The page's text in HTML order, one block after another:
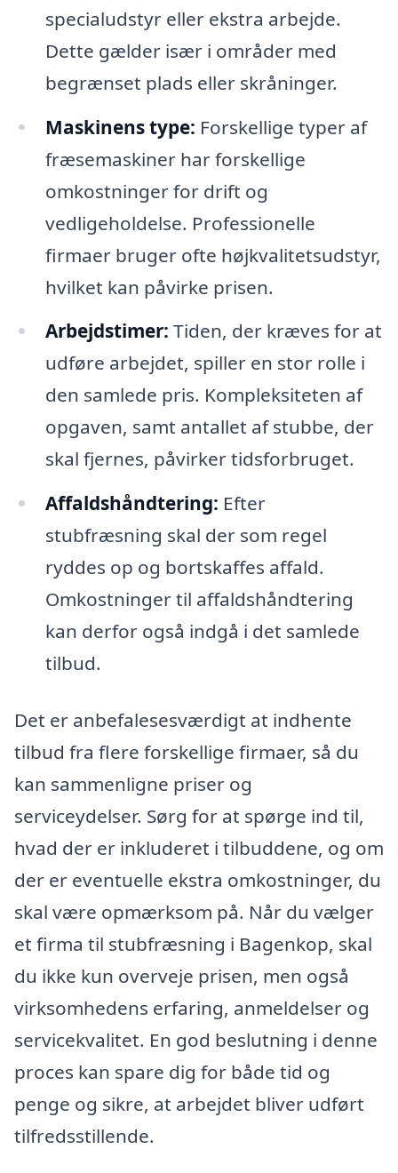
specialudstyr eller ekstra arbejde.
Dette gælder især i områder med
begrænset plads eller skråninger.
Maskinens type: Forskellige typer af
fræsemaskiner har forskellige
omkostninger for drift og
vedligeholdelse. Professionelle
firmaer bruger ofte højkvalitetsudstyr,
hvilket kan påvirke prisen.
Arbejdstimer: Tiden, der kræves for at
udføre arbejdet, spiller en stor rolle i
den samlede pris. Kompleksiteten af
opgaven, samt antallet af stubbe, der
skal fjernes, påvirker tidsforbruget.
Affaldshåndtering: Efter
stubfræsning skal der som regel
ryddes op og bortskaffes affald.
Omkostninger til affaldshåndtering
kan derfor også indgå i det samlede
tilbud.
Det er anbefalesesværdigt at indhente
tilbud fra flere forskellige firmaer, så du
kan sammenligne priser og
serviceydelser. Sørg for at spørge ind til,
hvad der er inkluderet i tilbuddene, og om
der er eventuelle ekstra omkostninger, du
skal være opmærksom på. Når du vælger
et firma til stubfræsning i Bagenkop, skal
du ikke kun overveje prisen, men også
virksomhedens erfaring, anmeldelser og
servicekvalitet. En god beslutning i denne
proces kan spare dig for både tid og
penge og sikre, at arbejdet bliver udført
tilfredsstillende.